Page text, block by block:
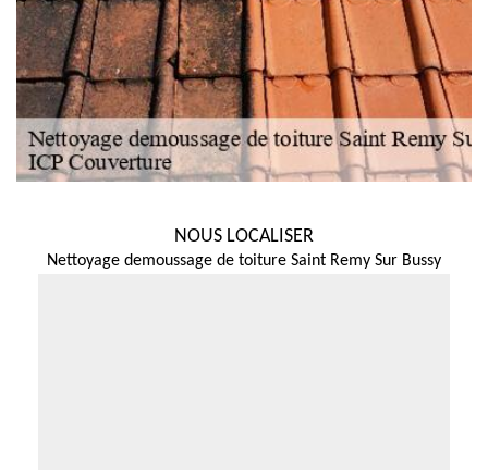
NOUS LOCALISER
Nettoyage demoussage de toiture Saint Remy Sur Bussy